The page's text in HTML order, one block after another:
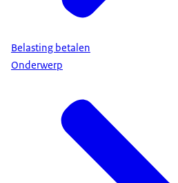
Belasting betalen
Onderwerp